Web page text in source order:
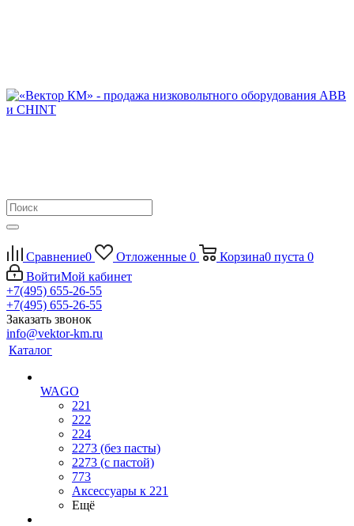
Сравнение0 Отложенные 0 Корзина0 пуста 0
ВойтиМой кабинет
+7(495) 655-26-55
+7(495) 655-26-55
Заказать звонок
info@vektor-km.ru
Каталог
WAGO
221
222
224
2273 (без пасты)
2273 (с пастой)
773
Аксессуары к 221
Ещё